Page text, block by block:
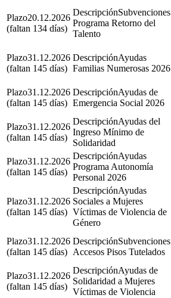
20.12.2026
(faltan 134 días)
Subvenciones
Programa Retorno del
Talento
31.12.2026
(faltan 145 días)
Ayudas
Familias Numerosas 2026
31.12.2026
(faltan 145 días)
Ayudas de
Emergencia Social 2026
31.12.2026
(faltan 145 días)
Ayudas del
Ingreso Mínimo de
Solidaridad
31.12.2026
(faltan 145 días)
Ayudas
Programa Autonomía
Personal 2026
31.12.2026
(faltan 145 días)
Ayudas
Sociales a Mujeres
Víctimas de Violencia de
Género
31.12.2026
(faltan 145 días)
Subvenciones
Accesos Pisos Tutelados
31.12.2026
(faltan 145 días)
Ayudas de
Solidaridad a Mujeres
Víctimas de Violencia